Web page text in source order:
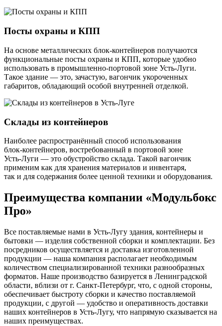
Посты охраны и КПП
На основе металлических блок-контейнеров получаются
функциональные посты охраны и КПП, которые удобно
использовать в промышленно-портовой зоне Усть-Луги.
Такое здание — это, зачастую, вагончик укороченных
габаритов, обладающий особой внутренней отделкой.
Склады из контейнеров
Наиболее распространённый способ использования
блок-контейнеров, востребованный в портовой зоне
Усть-Луги — это обустройство склада. Такой вагончик
применим как для хранения материалов и инвентаря,
так и для содержания более ценной техники и оборудования.
Преимущества компании «Модульбокс
Про»
Все поставляемые нами в Усть-Лугу здания, контейнеры и
бытовки — изделия собственной сборки и комплектации. Без
посредников осуществляется и доставка изготовленной
продукции — наша компания располагает необходимым
количеством специализированной техники разнообразных
форматов. Наше производство базируется в Ленинградской
области, вблизи от г. Санкт-Петербург, что, с одной стороны,
обеспечивает быстроту сборки и качество поставляемой
продукции, с другой — удобство и оперативность доставки
наших контейнеров в Усть-Лугу, что напрямую сказывается на
наших преимуществах.